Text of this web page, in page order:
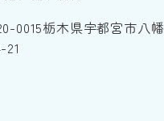
0015栃木県宇都宮市八幡
21